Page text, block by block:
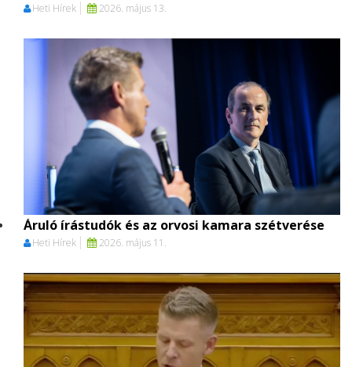
Heti Hírek 2026. május 13.
Áruló írástudók és az orvosi kamara szétverése
Heti Hírek 2026. május 11.